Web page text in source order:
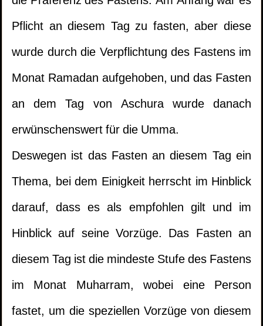
Pflicht an diesem Tag zu fasten, aber diese
wurde durch die Verpflichtung des Fastens im
Monat Ramadan aufgehoben, und das Fasten
an dem Tag von Aschura wurde danach
erwünschenswert für die Umma.
Deswegen ist das Fasten an diesem Tag ein
Thema, bei dem Einigkeit herrscht im Hinblick
darauf, dass es als empfohlen gilt und im
Hinblick auf seine Vorzüge. Das Fasten an
diesem Tag ist die mindeste Stufe des Fastens
im Monat Muharram, wobei eine Person
fastet, um die speziellen Vorzüge von diesem